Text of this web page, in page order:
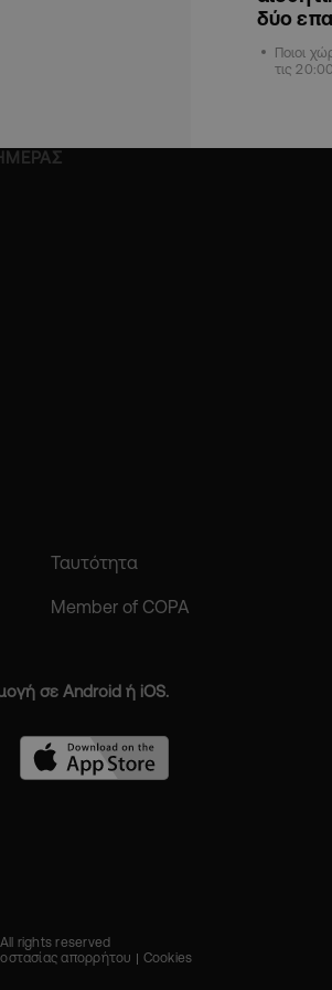
δύο
Ποιοι
τις
Ταυτότητα
Member of COPA
σε Android ή iOS.
rights reserved
απορρήτου Cookies